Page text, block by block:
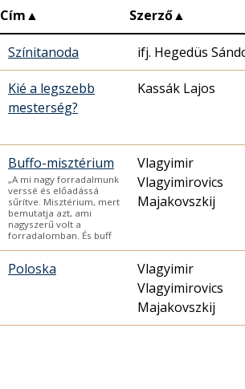
Cím▲ Szerző▲
Színitanoda ifj. Hegedüs
Kié a legszebb
mesterség?
Kassák Lajos
Buffo-misztérium
„A mi nagy forradalmunk
verssé és előadássá
sűrítve. Misztérium, mert
bemutatja azt, ami
nagyszerű volt a
forradalomban. És buff
Vlagyimir
Vlagyimirovics
Majakovszkij
Poloska
Vlagyimir
Vlagyimirovics
Majakovszkij